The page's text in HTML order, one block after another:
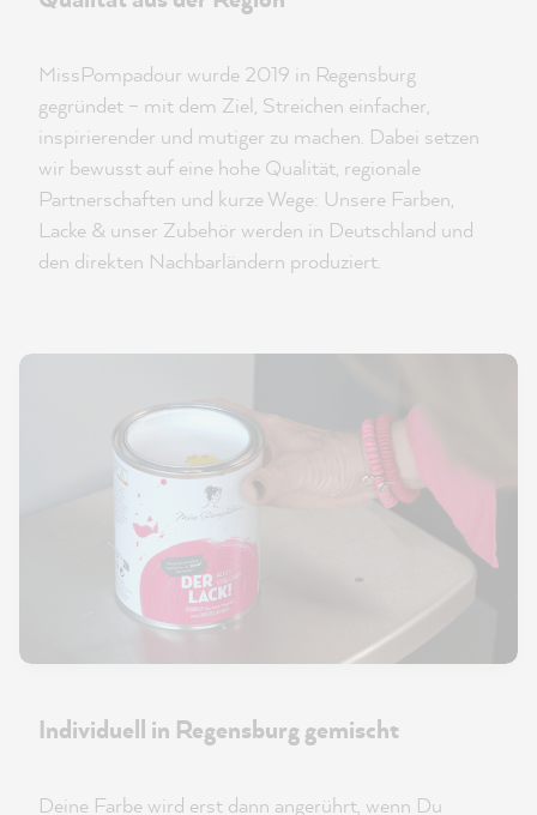
MissPompadour wurde 2019 in Regensburg
gegründet – mit dem Ziel, Streichen einfacher,
inspirierender und mutiger zu machen. Dabei setzen
wir bewusst auf eine hohe Qualität, regionale
Partnerschaften und kurze Wege: Unsere Farben,
Lacke & unser Zubehör werden in Deutschland und
den direkten Nachbarländern produziert.
Individuell in Regensburg gemischt
Deine Farbe wird erst dann angerührt, wenn Du